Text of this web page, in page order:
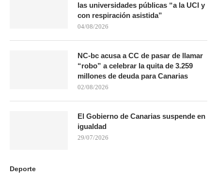
las universidades públicas “a la UCI y
con respiración asistida”
04/08/2026
NC-bc acusa a CC de pasar de llamar
“robo” a celebrar la quita de 3.259
millones de deuda para Canarias
02/08/2026
El Gobierno de Canarias suspende en
igualdad
29/07/2026
Deporte